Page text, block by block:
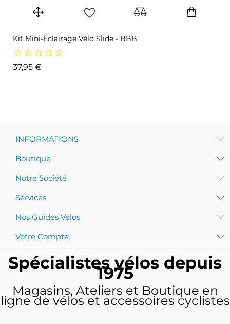
Kit Mini-Éclairage Vélo Slide - BBB
37,95 €
INFORMATIONS
Boutique
Notre Société
Services
Nos Guides Vélos
Votre Compte
Spécialistes vélos depuis
1975
Magasins, Ateliers et Boutique en
ligne de vélos et accessoires cyclistes